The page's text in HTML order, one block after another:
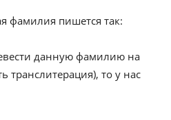
фамилия пишется так:
данную фамилию на
транслитерация), то у нас